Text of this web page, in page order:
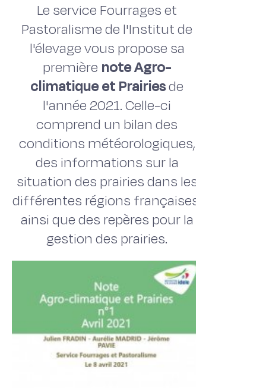
Le service Fourrages et
Pastoralisme de l'Institut de
l'élevage vous propose sa
première note Agro-
climatique et Prairiesde
l'année 2021. Celle-ci
comprend un bilan des
conditions météorologiques,
des informations sur la
situation des prairies dans les
différentes régions françaises,
ainsi que des repères pour la
gestion des prairies.